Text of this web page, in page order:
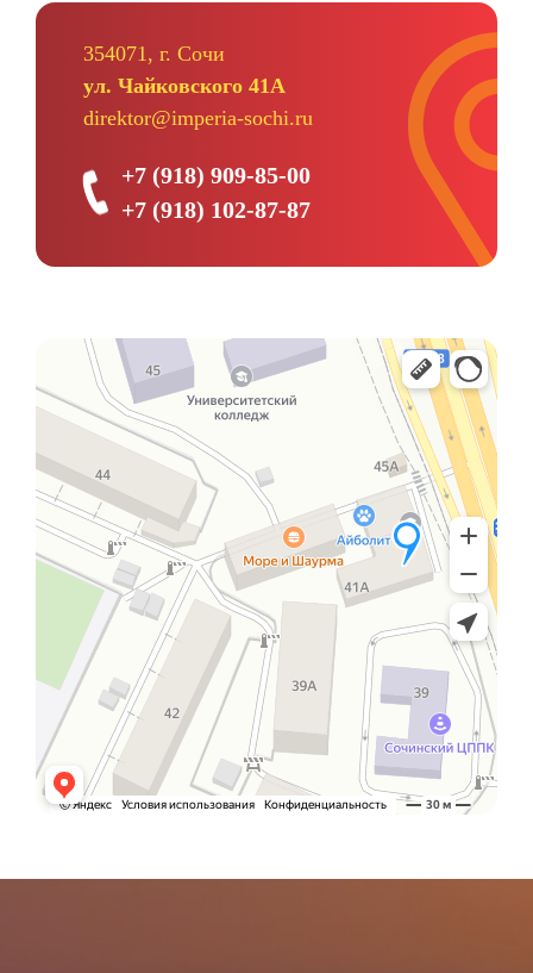
354071, г. Сочи
ул. Чайковского 41А
direktor@imperia-sochi.ru
+7 (918) 909-85-00
+7 (918) 102-87-87